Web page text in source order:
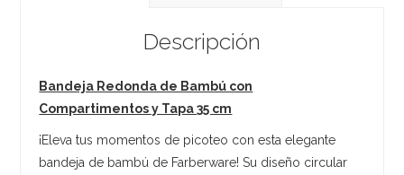
Descripción
Bandeja Redonda de Bambú con
Compartimentos y Tapa 35 cm
¡Eleva tus momentos de picoteo con esta elegante
bandeja de bambú de Farberware! Su diseño circular